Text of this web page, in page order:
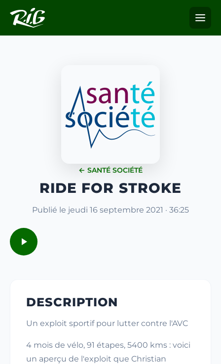
← SANTÉ SOCIÉTÉ
RIDE FOR STROKE
Publié le jeudi 16 septembre 2021 · 36:25
DESCRIPTION
Un exploit sportifpour lutter contre l'AVC
4 mois de vélo, 91 étapes, 5400 kms : voici
un aperçu de l'exploit que Christian